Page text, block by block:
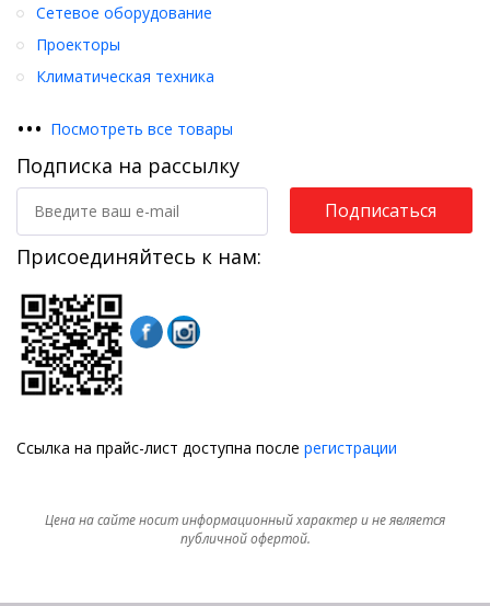
Сетевое оборудование
Проекторы
Климатическая техника
••• Посмотреть все товары
Подписка на рассылку
Подписаться
Присоединяйтесь к нам:
Ссылка на прайс-лист доступна после регистрации
Цена на сайте носит информационный характер и не является
публичной офертой.